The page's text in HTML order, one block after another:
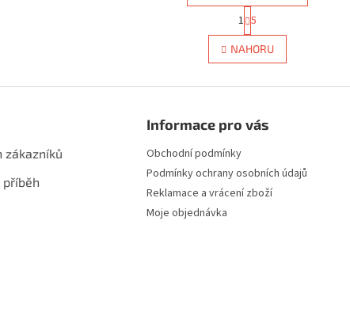
O
v
l
d
í
v
k
t
r
á
n
á
n
1 5
NAHORU
zákazníků
příběh
Informace pro vás
Obchodní podmínky
Podmínky ochrany osobních údajů
Reklamace a vrácení zboží
Moje objednávka